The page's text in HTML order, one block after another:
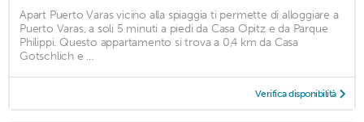
Apart Puerto Varas vicino alla spiaggia ti permette di alloggiare a
Puerto Varas, a soli 5 minuti a piedi da Casa Opitz e da Parque
Philippi. Questo appartamento si trova a 0,4 km da Casa
Gotschlich e ...
Verifica disponibilità